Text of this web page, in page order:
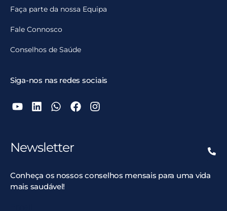
Faça parte da nossa Equipa
Fale Connosco
Conselhos de Saúde
Siga-nos nas redes sociais
Newsletter
Conheça os nossos conselhos mensais para uma vida
mais saudável!